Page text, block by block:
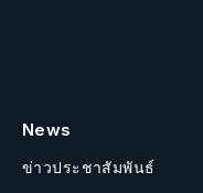
News
ข่าวประชาสัมพันธ์